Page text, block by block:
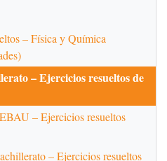
– Física y Química
– Ejercicios resueltos de
– Ejercicios resueltos
– Ejercicios resueltos